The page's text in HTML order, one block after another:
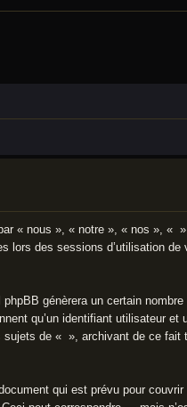
« nous », « notre », « nos », «
des sessions d’utilisation de
génèrera un certain
qu’un identifiant utilisateur
de « », archivant de ce
qui est prévu pour